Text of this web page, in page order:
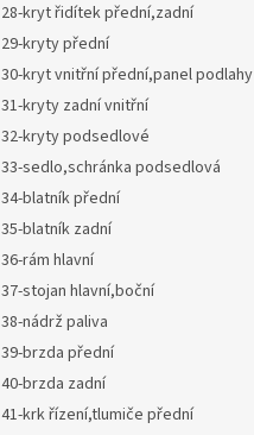
28-kryt řidítek přední,zadní
29-kryty přední
30-kryt vnitřní přední,panel podlahy
31-kryty zadní vnitřní
32-kryty podsedlové
33-sedlo,schránka podsedlová
34-blatník přední
35-blatník zadní
36-rám hlavní
37-stojan hlavní,boční
38-nádrž paliva
39-brzda přední
40-brzda zadní
41-krk řízení,tlumiče přední